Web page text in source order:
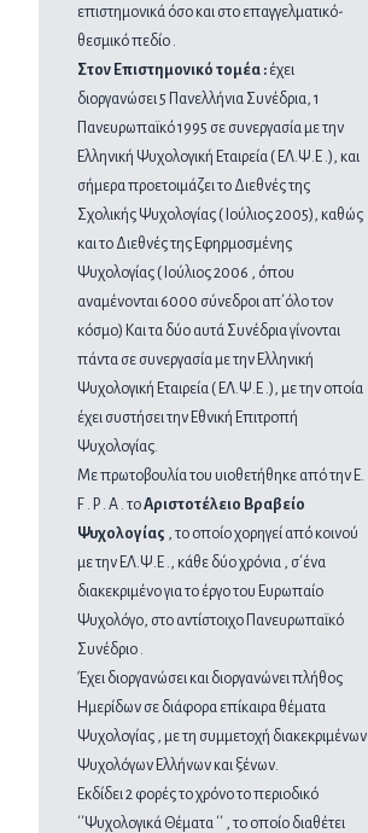
επιστημονικά όσο και στο επαγγελματικό-
θεσμικό πεδίο .
Στον Επιστημονικό τομέα : έχει
διοργανώσει 5 Πανελλήνια Συνέδρια, 1
Πανευρωπαϊκό 1995 σε συνεργασία με την
Ελληνική Ψυχολογική Εταιρεία ( ΕΛ.Ψ.Ε .), και
σήμερα προετοιμάζει το Διεθνές της
Σχολικής Ψυχολογίας ( Ιούλιος 2005), καθώς
και το Διεθνές της Εφηρμοσμένης
Ψυχολογίας ( Ιούλιος 2006 , όπου
αναμένονται 6000 σύνεδροι απ΄όλο τον
κόσμο) Και τα δύο αυτά Συνέδρια γίνονται
πάντα σε συνεργασία με την Ελληνική
Ψυχολογική Εταιρεία ( ΕΛ.Ψ.Ε .), με την οποία
έχει συστήσει την Εθνική Επιτροπή
Ψυχολογίας.
Με πρωτοβουλία του υιοθετήθηκε από την Ε.
F . P . A . τοΑριστοτέλειο Βραβείο
Ψυχολογίας , το οποίο χορηγεί από κοινού
με την ΕΛ.Ψ.Ε ., κάθε δύο χρόνια , σ΄ένα
διακεκριμένο για το έργο του Ευρωπαίο
Ψυχολόγο, στο αντίστοιχο Πανευρωπαϊκό
Συνέδριο .
Έχει διοργανώσει και διοργανώνει πλήθος
Ημερίδων σε διάφορα επίκαιρα θέματα
Ψυχολογίας , με τη συμμετοχή διακεκριμένων
Ψυχολόγων Ελλήνων και ξένων.
Εκδίδει 2 φορές το χρόνο το περιοδικό
΄΄Ψυχολογικά Θέματα ΄΄ , το οποίο διαθέτει